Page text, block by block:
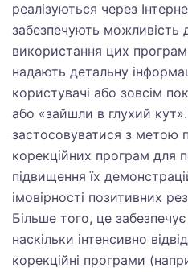
реалізуються через
забезпечують можливість
використання цих
надають детальну
користувачі або зовсім
або «зайшли в глухий
застосовуватися з метою
корекційних програм для
підвищення їх
імовірності позитивних
Більше того, це
наскільки інтенсивно
корекційні програми